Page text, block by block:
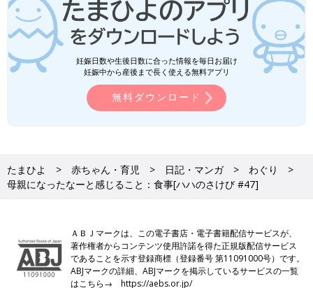
妊娠日数や生後日数に合った情報を毎日お届け
妊娠中から産後まで長く使える無料アプリ
無料ダウンロード
たまひよ 赤ちゃん・育児 日記・マンガ
わぐり
母親になったなーと感じること：食事[ハハのさけび #47]
ＡＢＪマークは、この電子書店・電子書籍配信サービスが、
著作権者からコンテンツ使用許諾を得た正規版配信サービス
であることを示す登録商標（登録番号 第11091000号）です。
ABJマークの詳細、ABJマークを掲示しているサービスの一覧
はこちら→https://aebs.or.jp/